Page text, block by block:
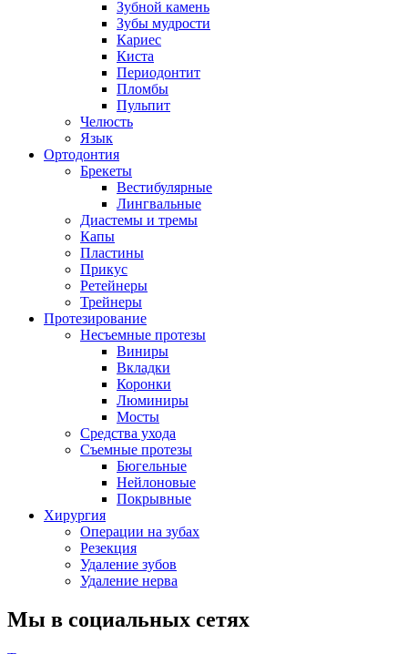
Зубной камень
Зубы мудрости
Кариес
Киста
Периодонтит
Пломбы
Пульпит
Челюсть
Язык
Ортодонтия
Брекеты
Вестибулярные
Лингвальные
Диастемы и тремы
Капы
Пластины
Прикус
Ретейнеры
Трейнеры
Протезирование
Несъемные протезы
Виниры
Вкладки
Коронки
Люминиры
Мосты
Средства ухода
Съемные протезы
Бюгельные
Нейлоновые
Покрывные
Хирургия
Операции на зубах
Резекция
Удаление зубов
Удаление нерва
Мы в социальных сетях